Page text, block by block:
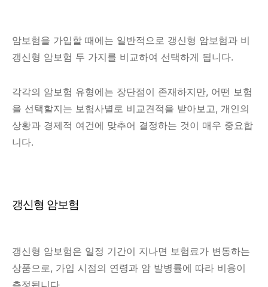
암보험을 가입할 때에는 일반적으로 갱신형 암보험과 비
갱신형 암보험 두 가지를 비교하여 선택하게 됩니다.
각각의 암보험 유형에는 장단점이 존재하지만, 어떤 보험
을 선택할지는 보험사별로 비교견적을 받아보고, 개인의
상황과 경제적 여건에 맞추어 결정하는 것이 매우 중요합
니다.
갱신형 암보험
갱신형 암보험은 일정 기간이 지나면 보험료가 변동하는
상품으로, 가입 시점의 연령과 암 발병률에 따라 비용이